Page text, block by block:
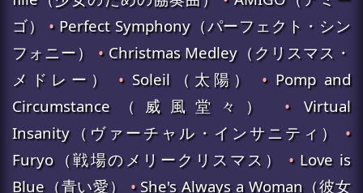
ゴ） •Perfect Symphony（パーフェクト・シン
フォニー） •Christmas Medley（クリスマス・
メドレー） •Soleil（太陽） •Pomp and
Circumstance（威風堂々） •Virtual
Insanity（ヴァーチャル・インサニティ） •
Furyo（戦場のメリークリスマス） •Love is
Blue（青い愛） •She's Always a Woman（彼女